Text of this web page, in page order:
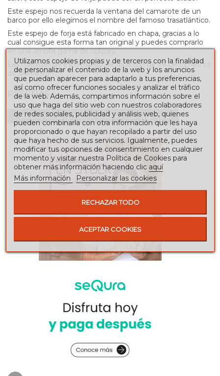
Este espejo nos recuerda la ventana del camarote de un
barco por ello elegimos el nombre del famoso trasatlántico.
Este espejo de forja está fabricado en chapa, gracias a lo
cual consigue esta forma tan original y puedes comprarlo
en una amplia gama de colores.
Las medidas de este espejo de forja son de 76 centímetros
de diámetro.
RESEÑAS
Para escribir una reseña debes estar registrado
Utilizamos cookies propias y de terceros con la finalidad
de personalizar el contenido de la web y los anuncios
que puedan aparecer para adaptarlo a tus preferencias,
así como ofrecer funciones sociales y analizar el tráfico
de la web. Además, compartimos información sobre el
uso que haga del sitio web con nuestros colaboradores
de redes sociales, publicidad y análisis web, quienes
pueden combinarla con otra información que les haya
proporcionado o que hayan recopilado a partir del uso
que haya hecho de sus servicios. Igualmente, puedes
modificar tus opciones de consentimiento en cualquier
momento y visitar nuestra Política de Cookies para
obtener más información haciendo clic aquí
Más información
Personalizar las cookies
RECHAZAR TODO
ACEPTAR COOKIES